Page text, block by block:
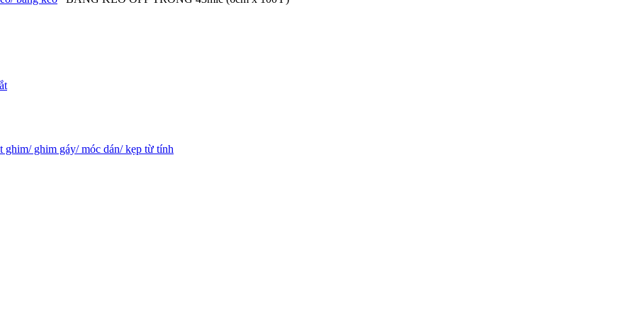
ghim gáy/ móc dán/ kẹp từ tính